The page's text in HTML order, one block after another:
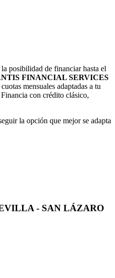
posibilidad de financiar hasta el
FINANCIAL SERVICES
mensuales adaptadas a tu
con crédito clásico,
la opción que mejor se adapta
- SAN LÁZARO